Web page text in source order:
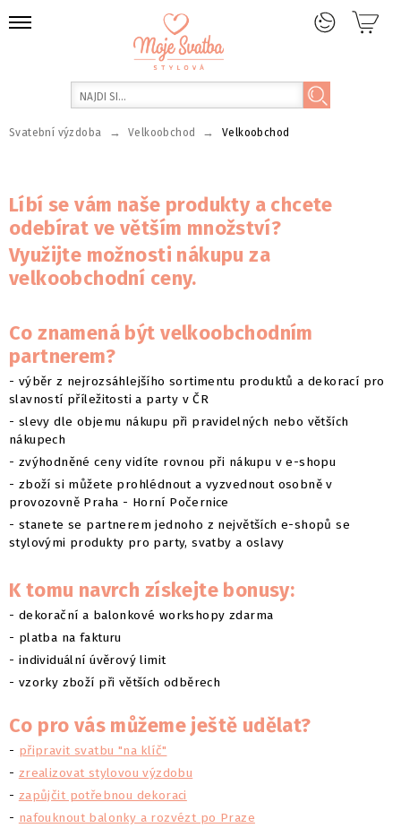
Svatební výzdoba → Velkoobchod → Velkoobchod
Líbí se vám naše produkty a chcete
odebírat ve větším množství?
Využijte možnosti nákupu za
velkoobchodní ceny.
Co znamená být velkoobchodním
partnerem?
- výběr z nejrozsáhlejšího sortimentu produktů a dekorací pro
slavností příležitosti a party v ČR
- slevy dle objemu nákupu při pravidelných nebo větších
nákupech
- zvýhodněné ceny vidíte rovnou při nákupu v e-shopu
- zboží si můžete prohlédnout a vyzvednout osobně v
provozovně Praha - Horní Počernice
- stanete se partnerem jednoho z největších e-shopů se
stylovými produkty pro party, svatby a oslavy
K tomu navrch získejte bonusy:
- dekorační a balonkové workshopy zdarma
- platba na fakturu
- individuální úvěrový limit
- vzorky zboží při větších odběrech
Co pro vás můžeme ještě udělat?
- připravit svatbu "na klíč"
- zrealizovat stylovou výzdobu
- zapůjčit potřebnou dekoraci
- nafouknout balonky a rozvézt po Praze